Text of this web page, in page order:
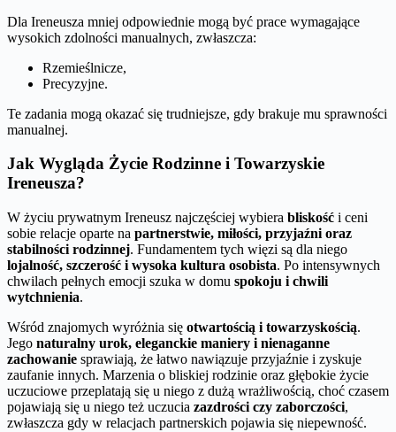
Dla Ireneusza mniej odpowiednie mogą być prace wymagające
wysokich zdolności manualnych, zwłaszcza:
Rzemieślnicze,
Precyzyjne.
Te zadania mogą okazać się trudniejsze, gdy brakuje mu sprawności
manualnej.
Jak Wygląda Życie Rodzinne i Towarzyskie
Ireneusza?
W życiu prywatnym Ireneusz najczęściej wybiera bliskość i ceni
sobie relacje oparte na partnerstwie, miłości, przyjaźni oraz
stabilności rodzinnej. Fundamentem tych więzi są dla niego
lojalność, szczerość i wysoka kultura osobista. Po intensywnych
chwilach pełnych emocji szuka w domu spokoju i chwili
wytchnienia.
Wśród znajomych wyróżnia się otwartością i towarzyskością.
Jego naturalny urok, eleganckie maniery i nienaganne
zachowanie sprawiają, że łatwo nawiązuje przyjaźnie i zyskuje
zaufanie innych. Marzenia o bliskiej rodzinie oraz głębokie życie
uczuciowe przeplatają się u niego z dużą wrażliwością, choć czasem
pojawiają się u niego też uczucia zazdrości czy zaborczości,
zwłaszcza gdy w relacjach partnerskich pojawia się niepewność.